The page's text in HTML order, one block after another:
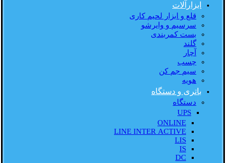
ابزارآلات
قلع و ابزار لحیم کاری
سرسیم و وایرشو
بست کمربندی
گلند
آچار
چسب
سیم جم کن
هویه
باتری و دستگاه
دستگاه
UPS
ONLINE
LINE INTER ACTIVE
LIS
IS
DC